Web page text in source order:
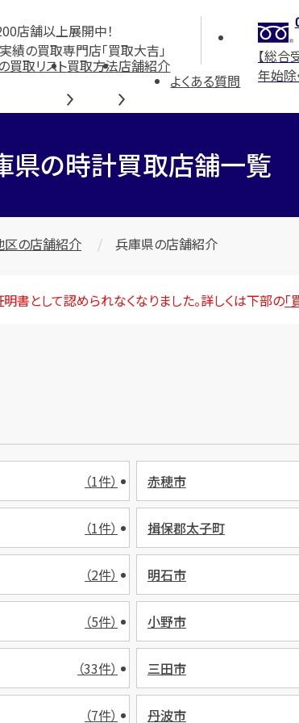
店舗以上展開中！
績の買取専門店「買取大吉」
【総合
年始除
買取リスト買取方法店舗紹介
よくある質問
県の時計買取店舗一覧
区の店舗紹介 兵庫県の店舗紹介
として認められなくなりました。詳しくは下部の
（1件） 赤穂市
（1件） 揖保郡太子町
（2件） 明石市
（5件） 小野市
（33件） 三田市
（7件） 丹波市